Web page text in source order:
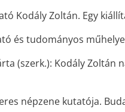
Kodály Zoltán. Egy
és tudományos
(szerk.): Kodály
népzene kutatója.